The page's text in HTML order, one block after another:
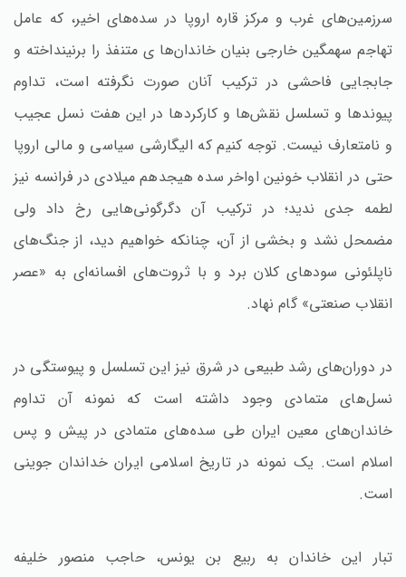
سرزمین‌های غرب و مرکز قاره اروپا در سده‌های اخیر، که عامل
تهاجم سهمگین خارجی بنیان خاندان‌ها ی متنفذ را برنینداخته و
جابجایی فاحشی در ترکیب آنان صورت نگرفته است، تداوم
پیوندها و تسلسل نقش‌ها و کارکردها در این هفت نسل عجیب
و نامتعارف نیست. توجه کنیم که الیگارشی سیاسی و مالی اروپا
حتی در انقلاب خونین اواخر سده هیجدهم میلادی در فرانسه نیز
لطمه جدی ندید؛ در ترکیب آن دگرگونی‌هایی رخ داد ولی
مضمحل نشد و بخشی از آن، چنانکه خواهیم دید، از جنگ‌های
ناپلئونی سودهای کلان برد و با ثروت‌های افسانه‌ای به «عصر
انقلاب صنعتی» گام نهاد.
در دوران‌های رشد طبیعی در شرق نیز این تسلسل و پیوستگی در
نسل‌های متمادی وجود داشته است که نمونه آن تداوم
خاندان‌های معین ایران طی سده‌های متمادی در پیش و پس
اسلام است. یک نمونه در تاریخ اسلامی ایران خداندان جوینی
است.
تبار این خاندان به ربیع بن یونس، حاجب منصور خلیفه